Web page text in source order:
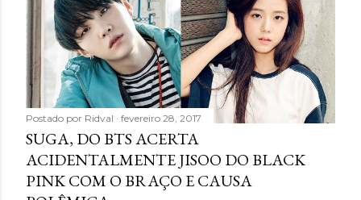
Postado por Ridval fevereiro 28, 2017
SUGA, DO BTS ACERTA
ACIDENTALMENTE JISOO DO BLACK
PINK COM O BRAÇO E CAUSA